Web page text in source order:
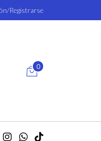
Registrarse
0